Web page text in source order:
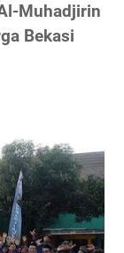
Muhadjirin
Bekasi